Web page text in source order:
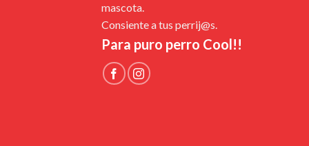
mascota.
Consiente a tus perrij@s.
Para puro perro Cool!!